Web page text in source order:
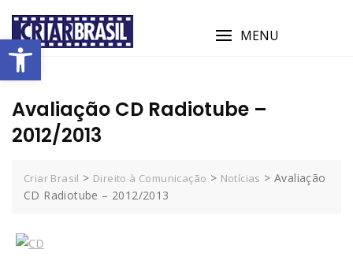
Abrir a barra de ferramentas
MENU
Avaliação CD Radiotube –
2012/2013
Criar Brasil > Direito à Comunicação > Notícias >Avaliação
CD Radiotube – 2012/2013